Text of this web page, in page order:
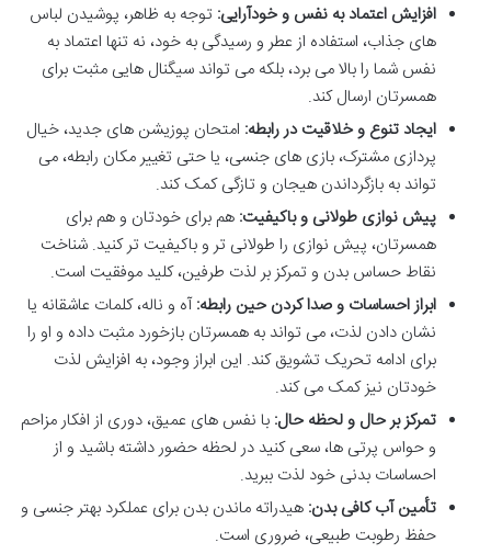
افزایش اعتماد به نفس و خودآرایی: توجه به ظاهر، پوشیدن لباس
های جذاب، استفاده از عطر و رسیدگی به خود، نه تنها اعتماد به
نفس شما را بالا می برد، بلکه می تواند سیگنال هایی مثبت برای
همسرتان ارسال کند.
ایجاد تنوع و خلاقیت در رابطه: امتحان پوزیشن های جدید، خیال
پردازی مشترک، بازی های جنسی، یا حتی تغییر مکان رابطه، می
تواند به بازگرداندن هیجان و تازگی کمک کند.
پیش نوازی طولانی و باکیفیت: هم برای خودتان و هم برای
همسرتان، پیش نوازی را طولانی تر و باکیفیت تر کنید. شناخت
نقاط حساس بدن و تمرکز بر لذت طرفین، کلید موفقیت است.
ابراز احساسات و صدا کردن حین رابطه:آه و ناله، کلمات عاشقانه یا
نشان دادن لذت، می تواند به همسرتان بازخورد مثبت داده و او را
برای ادامه تحریک تشویق کند. این ابراز وجود، به افزایش لذت
خودتان نیز کمک می کند.
تمرکز بر حال و لحظه حال: با نفس های عمیق، دوری از افکار مزاحم
و حواس پرتی ها، سعی کنید در لحظه حضور داشته باشید و از
احساسات بدنی خود لذت ببرید.
تأمین آب کافی بدن: هیدراته ماندن بدن برای عملکرد بهتر جنسی و
حفظ رطوبت طبیعی، ضروری است.